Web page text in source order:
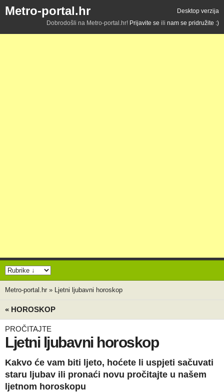
Metro-portal.hr
Desktop verzija
Dobrodošli na Metro-portal.hr! Prijavite se ili nam se pridružite :)
Metro-portal.hr » Ljetni ljubavni horoskop
« HOROSKOP
PROČITAJTE
Ljetni ljubavni horoskop
Kakvo će vam biti ljeto, hoćete li uspjeti sačuvati
staru ljubav ili pronaći novu pročitajte u našem
ljetnom horoskopu